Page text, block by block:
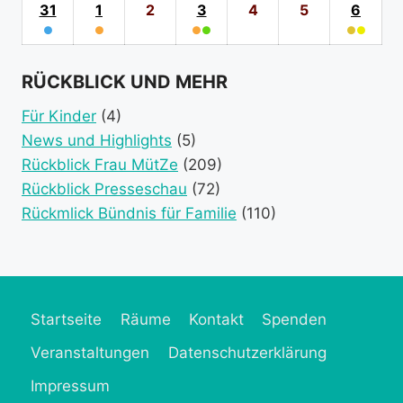
category)category)
categories)
(1
event
(1
event
(1
event
2026
31
August
●
event
1
September
●
event
2
September
3
September
●●
event
44.
5
September
6
●●
RÜCKBLICK UND MEHR
Für Kinder (4)
News und Highlights (5)
Rückblick Frau MütZe (209)
Rückblick Presseschau (72)
Rückmlick Bündnis für Familie (110)
Startseite Räume Kontakt
Spenden
Veranstaltungen
Datenschutzerklärung
Impressum